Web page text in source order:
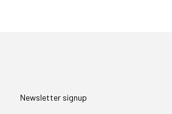
Newsletter signup